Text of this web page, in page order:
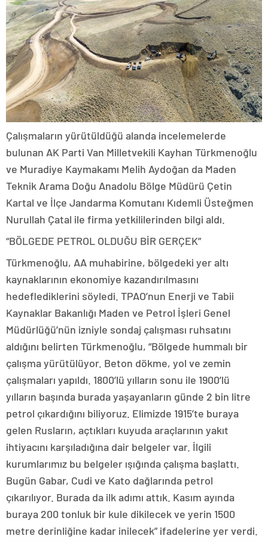
Çalışmaların yürütüldüğü alanda incelemelerde
bulunan AK Parti Van Milletvekili Kayhan Türkmenoğlu
ve Muradiye Kaymakamı Melih Aydoğan da Maden
Teknik Arama Doğu Anadolu Bölge Müdürü Çetin
Kartal ve İlçe Jandarma Komutanı Kıdemli Üsteğmen
Nurullah Çatal ile firma yetkililerinden bilgi aldı.
“BÖLGEDE PETROL OLDUĞU BİR GERÇEK”
Türkmenoğlu, AA muhabirine, bölgedeki yer altı
kaynaklarının ekonomiye kazandırılmasını
hedeflediklerini söyledi. TPAO’nun Enerji ve Tabii
Kaynaklar Bakanlığı Maden ve Petrol İşleri Genel
Müdürlüğü’nün izniyle sondaj çalışması ruhsatını
aldığını belirten Türkmenoğlu, “Bölgede hummalı bir
çalışma yürütülüyor. Beton dökme, yol ve zemin
çalışmaları yapıldı. 1800’lü yılların sonu ile 1900’lü
yılların başında burada yaşayanların günde 2 bin litre
petrol çıkardığını biliyoruz. Elimizde 1915’te buraya
gelen Rusların, açtıkları kuyuda araçlarının yakıt
ihtiyacını karşıladığına dair belgeler var. İlgili
kurumlarımız bu belgeler ışığında çalışma başlattı.
Bugün Gabar, Cudi ve Kato dağlarında petrol
çıkarılıyor. Burada da ilk adımı attık. Kasım ayında
buraya 200 tonluk bir kule dikilecek ve yerin 1500
metre derinliğine kadar inilecek” ifadelerine yer verdi.